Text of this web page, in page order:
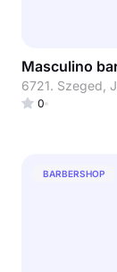
Masculino
6721. Szeged,
0
BARBERSHOP